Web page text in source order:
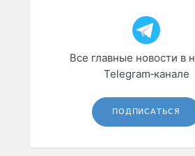
Все главные новости в
Telegram‑канале
ПОДПИСАТЬСЯ